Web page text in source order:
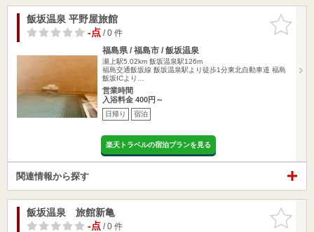
お気に入
りに追加
飯坂温泉 平野屋旅館
-点/ 0 件
福島県 / 福島市 / 飯坂温泉
瀬上駅5.02km 飯坂温泉駅126m
福島交通飯坂線 飯坂温泉駅より徒歩1分東北自動車道 福島
飯坂ICより…
営業時間
入浴料金 400円～
日帰り 宿泊
楽天トラベルの宿泊プランを見る
関連情報から探す
お気に入
りに追加
飯坂温泉 旅館新亀
-点/ 0 件